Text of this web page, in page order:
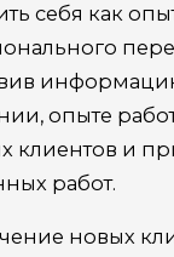
себя как
опыте
клиентов и
работ.
новых